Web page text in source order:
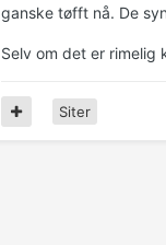
ganske tøfft nå. De
Selv om det er
Siter